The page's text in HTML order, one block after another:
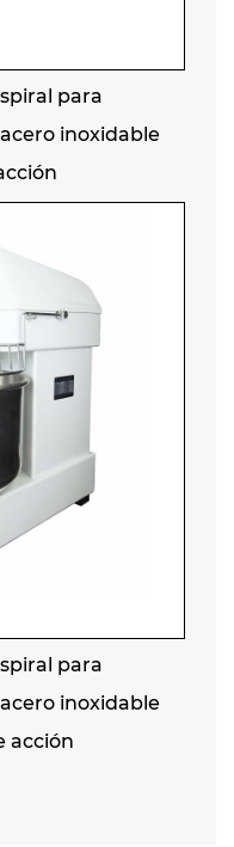
para
inoxidable
para
inoxidable
acción